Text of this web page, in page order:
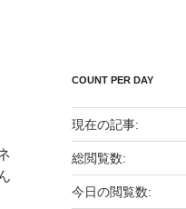
COUNT PER DAY
現在の記事:
総閲覧数:
今日の閲覧数: